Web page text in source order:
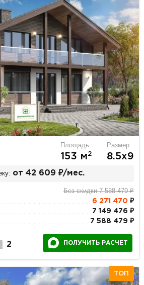
Площадь
153 м2
Размер
8.5х9
от 42 609 ₽/мес.
Без скидки 7 588 479 ₽
6 271 470 ₽
7 149 476 ₽
7 588 479 ₽
2 ПОЛУЧИТЬ РАСЧЕТ
ТОП